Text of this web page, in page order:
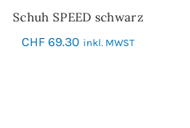
SCHNELL-EINKAUF
Schuh SPEED schwarz
CHF 69.30 inkl. MWST